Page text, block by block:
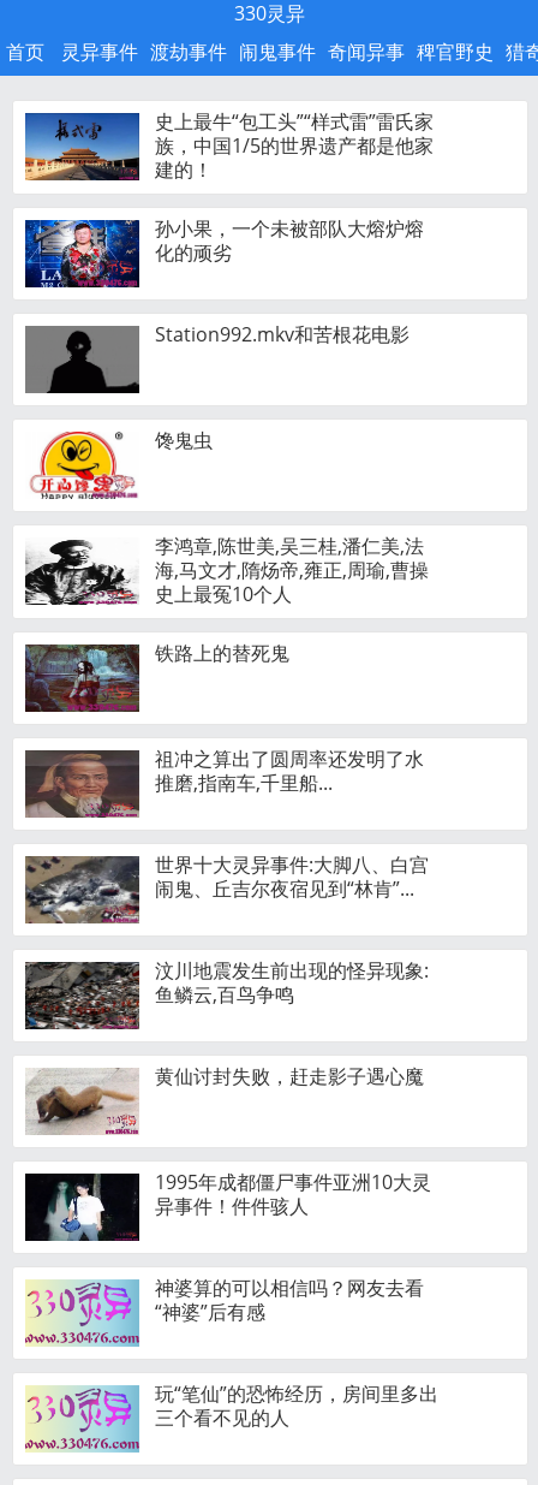
330灵异
首页
灵异事件 渡劫事件 闹鬼事件 奇闻异事 稗官野史 猎
史上最牛“包工头”“样式雷”雷氏家
族，中国1/5的世界遗产都是他家
建的！
孙小果，一个未被部队大熔炉熔
化的顽劣
Station992.mkv和苦根花电影
馋鬼虫
李鸿章,陈世美,吴三桂,潘仁美,法
海,马文才,隋炀帝,雍正,周瑜,曹操
史上最冤10个人
铁路上的替死鬼
祖冲之算出了圆周率还发明了水
推磨,指南车,千里船...
世界十大灵异事件:大脚八、白宫
闹鬼、丘吉尔夜宿见到“林肯”...
汶川地震发生前出现的怪异现象:
鱼鳞云,百鸟争鸣
黄仙讨封失败，赶走影子遇心魔
1995年成都僵尸事件亚洲10大灵
异事件！件件骇人
神婆算的可以相信吗？网友去看
“神婆”后有感
玩“笔仙”的恐怖经历，房间里多出
三个看不见的人